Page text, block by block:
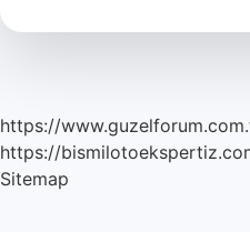
Nedir
https://
https://
Sitemap